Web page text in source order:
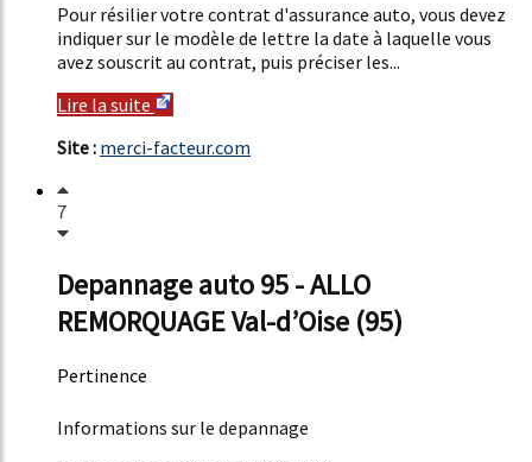
Pour résilier votre contrat d'assurance auto, vous devez
indiquer sur le modèle de lettre la date à laquelle vous
avez souscrit au contrat, puis préciser les...
Lire la suite
Site : merci-facteur.com
7
Depannage auto 95 - ALLO
REMORQUAGE Val-d’Oise (95)
Pertinence
Informations sur le depannage